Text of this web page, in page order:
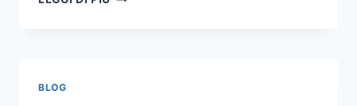
BLOG